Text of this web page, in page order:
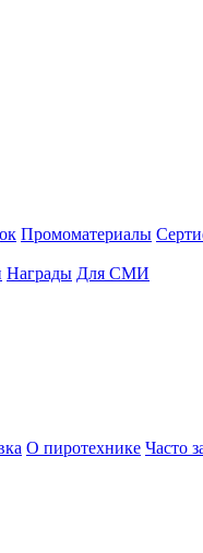
Промоматериалы
Награды Для СМИ
О пиротехнике Часто